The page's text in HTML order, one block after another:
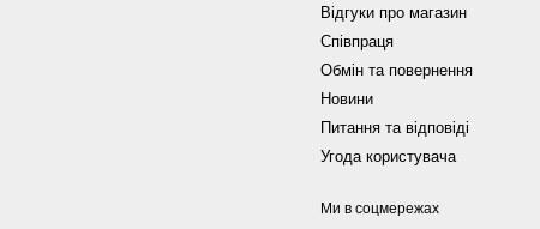
Відгуки про магазин
Співпраця
Обмін та повернення
Новини
Питання та відповіді
Угода користувача
Ми в соцмережах